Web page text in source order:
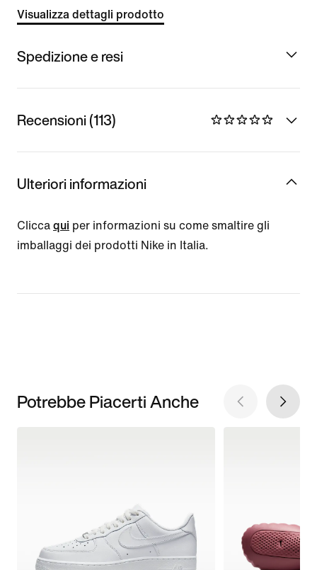
Visualizza dettagli prodotto
Spedizione e resi
Recensioni (113)
Ulteriori informazioni
Clicca qui per informazioni su come smaltire gli
imballaggi dei prodotti Nike in Italia.
Potrebbe Piacerti Anche